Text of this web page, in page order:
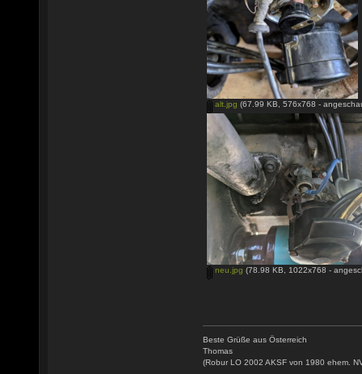
alt.jpg (67.99 KB, 576x768 -
neu.jpg (78.98 KB, 1022x768 -
Beste Grüße aus Österreich
Thomas
(Robur LO 2002 AKSF von 1980 ehem.